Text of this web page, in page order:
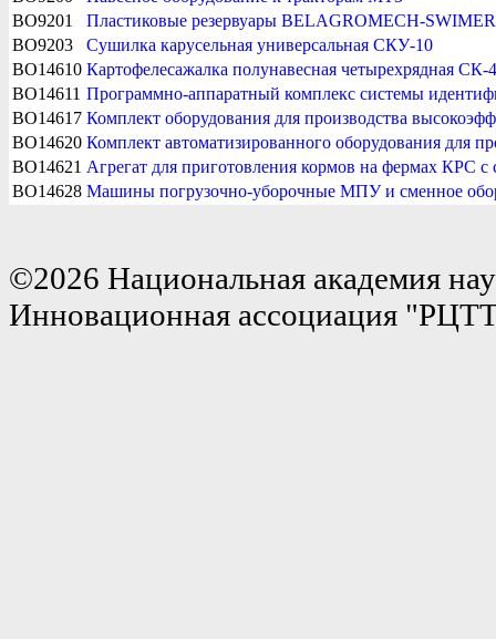
BO9201
Пластиковые резервуары BELAGROMECH-SWIMER
BO9203
Сушилка карусельная универсальная СКУ-10
BO14610 Картофелесажалка полунавесная четырехрядная СК-4
BO14611 Программно-аппаратный комплекс системы
BO14617 Комплект оборудования для производства
BO14620 Комплект автоматизированного оборудования для
BO14621 Агрегат для приготовления кормов на фермах КРС
BO14628 Машины погрузочно-уборочные МПУ и сменное
©2026 Национальная академия
Инновационная ассоциация